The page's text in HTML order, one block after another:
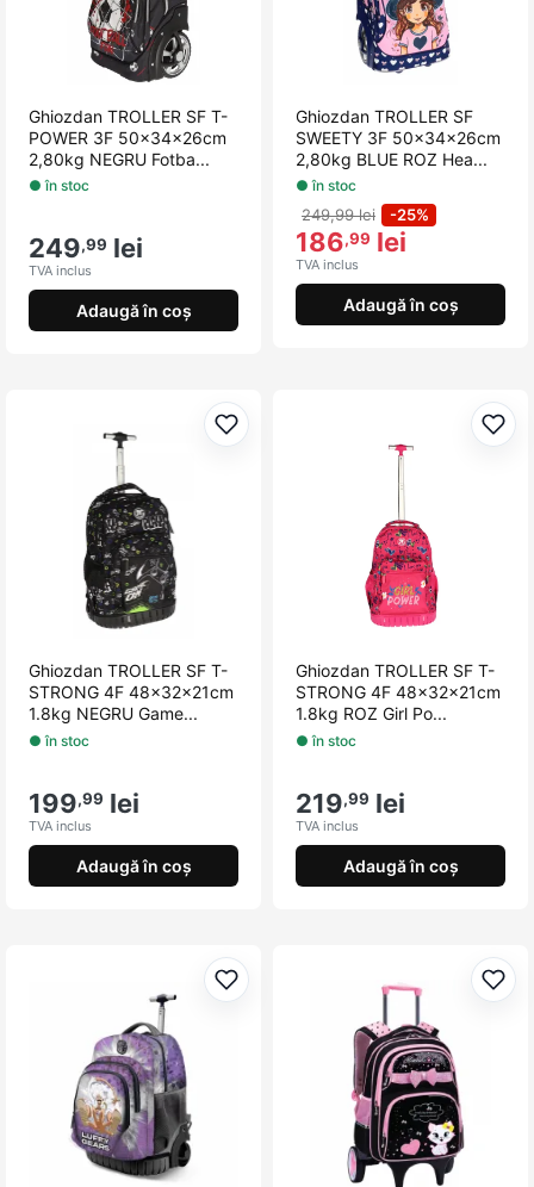
Ghiozdan TROLLER SF T-
POWER 3F 50x34x26cm
2,80kg NEGRU Fotba...
● în stoc
249,99 lei
TVA inclus
Adaugă în coș
Ghiozdan TROLLER SF
SWEETY 3F 50x34x26cm
2,80kg BLUE ROZ Hea...
● în stoc
249,99 lei -25%
186,99 lei
TVA inclus
Adaugă în coș
Adaugă la favorite
Ghiozdan TROLLER SF T-
STRONG 4F 48x32x21cm
1.8kg NEGRU Game...
● în stoc
199,99 lei
TVA inclus
Adaugă în coș
Ghiozdan TROLLER SF T-
STRONG 4F 48x32x21cm
1.8kg ROZ Girl Po...
● în stoc
219,99 lei
TVA inclus
Adaugă în coș
Adaugă la favorite